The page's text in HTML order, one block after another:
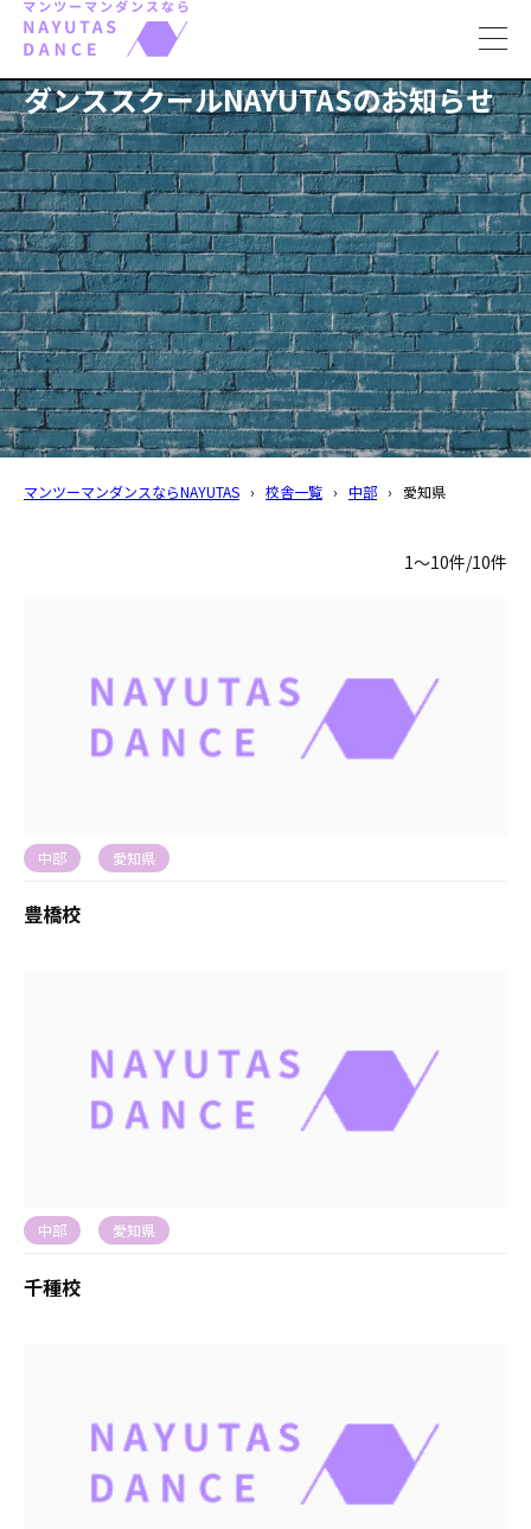
ダンススクールNAYUTASのお知らせ
マンツーマンダンスならNAYUTAS › 校舎一覧 › 中部 › 愛知県
1〜10件/10件
中部 愛知県
豊橋校
中部 愛知県
千種校